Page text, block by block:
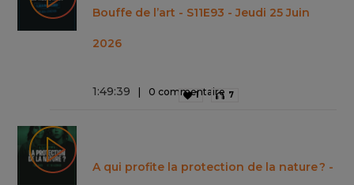
Bouffe de l’art - S11E93 - Jeudi 25 Juin
2026
1:49:39 0 commentaire
1 7
A qui profite la protection de la nature ? -